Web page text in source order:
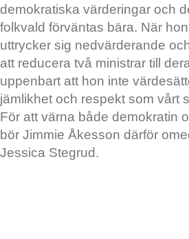
demokratiska värderingar och
folkvald förväntas bära. När
uttrycker sig nedvärderande
att reducera två ministrar till
uppenbart att hon inte
jämlikhet och respekt som vårt
För att värna både demokratin
bör Jimmie Åkesson därför
Jessica Stegrud.